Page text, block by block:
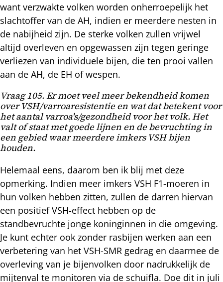
want verzwakte volken worden onherroepelijk het
slachtoffer van de AH, indien er meerdere nesten in
de nabijheid zijn. De sterke volken zullen vrijwel
altijd overleven en opgewassen zijn tegen geringe
verliezen van individuele bijen, die ten prooi vallen
aan de AH, de EH of wespen.
Vraag 105. Er moet veel meer bekendheid komen
over VSH/varroaresistentie en wat dat betekent voor
het aantal varroa's/gezondheid voor het volk. Het
valt of staat met goede lijnen en de bevruchting in
een gebied waar meerdere imkers VSH bijen
houden.
Helemaal eens, daarom ben ik blij met deze
opmerking. Indien meer imkers VSH F1-moeren in
hun volken hebben zitten, zullen de darren hiervan
een positief VSH-effect hebben op de
standbevruchte jonge koninginnen in die omgeving.
Je kunt echter ook zonder rasbijen werken aan een
verbetering van het VSH-SMR gedrag en daarmee de
overleving van je bijenvolken door nadrukkelijk de
mijtenval te monitoren via de schuifla. Doe dit in juli